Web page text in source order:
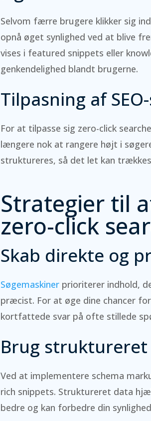
Selvom færre brugere klikker sig
opnå øget synlighed ved at blive
vises i featured snippets eller
genkendelighed blandt brugerne.
Tilpasning af
For at tilpasse sig zero-click
længere nok at rangere højt i
struktureres, så det let kan
Strategier til
zero-click
Skab direkte og
Søgemaskiner prioriterer indhold,
præcist. For at øge dine chancer
kortfattede svar på ofte stillede
Brug
Ved at implementere schema
rich snippets. Struktureret data
bedre og kan forbedre din